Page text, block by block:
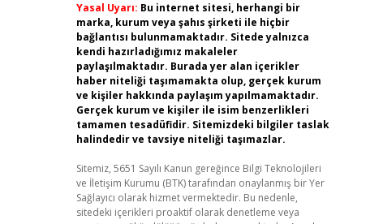
Yasal Uyarı: Bu internet sitesi, herhangi bir
marka, kurum veya şahıs şirketi ile hiçbir
bağlantısı bulunmamaktadır. Sitede yalnızca
kendi hazırladığımız makaleler
paylaşılmaktadır. Burada yer alan içerikler
haber niteliği taşımamakta olup, gerçek kurum
ve kişiler hakkında paylaşım yapılmamaktadır.
Gerçek kurum ve kişiler ile isim benzerlikleri
tamamen tesadüfidir. Sitemizdeki bilgiler taslak
halindedir ve tavsiye niteliği taşımazlar.
Sitemiz, 5651 Sayılı Kanun gereğince Bilgi Teknolojileri
ve İletişim Kurumu (BTK) tarafından onaylanmış bir Yer
Sağlayıcı olarak hizmet vermektedir. Bu nedenle,
sitedeki içerikleri proaktif olarak denetleme veya